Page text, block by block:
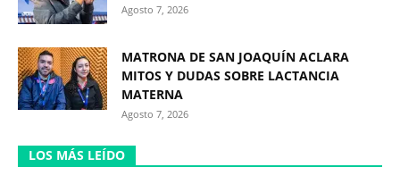
Agosto 7, 2026
MATRONA DE SAN JOAQUÍN ACLARA
MITOS Y DUDAS SOBRE LACTANCIA
MATERNA
Agosto 7, 2026
LOS MÁS LEÍDO